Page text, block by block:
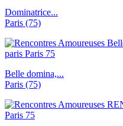
Dominatrice...
Paris (75)
Belle domina,...
Paris (75)